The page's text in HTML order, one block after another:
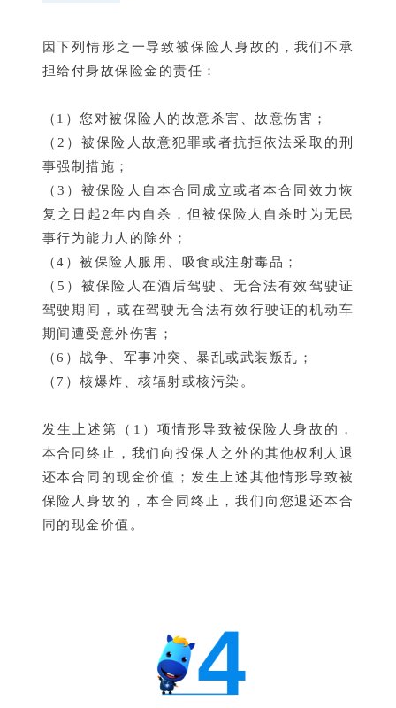
因下列情形之一导致被保险人身故的，我们不承
担给付身故保险金的责任：
（1）您对被保险人的故意杀害、故意伤害；
（2）被保险人故意犯罪或者抗拒依法采取的刑
事强制措施；
（3）被保险人自本合同成立或者本合同效力恢
复之日起2年内自杀，但被保险人自杀时为无民
事行为能力人的除外；
（4）被保险人服用、吸食或注射毒品；
（5）被保险人在酒后驾驶、无合法有效驾驶证
驾驶期间，或在驾驶无合法有效行驶证的机动车
期间遭受意外伤害；
（6）战争、军事冲突、暴乱或武装叛乱；
（7）核爆炸、核辐射或核污染。
发生上述第（1）项情形导致被保险人身故的，
本合同终止，我们向投保人之外的其他权利人退
还本合同的现金价值；发生上述其他情形导致被
保险人身故的，本合同终止，我们向您退还本合
同的现金价值。